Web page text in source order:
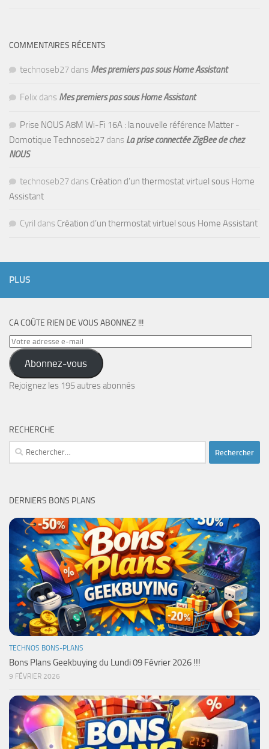
COMMENTAIRES RÉCENTS
technoseb27 dans Mes premiers pas sous Home Assistant
Felix dans Mes premiers pas sous Home Assistant
Prise NOUS A8M Wi-Fi 16A : la nouvelle référence Matter -
Domotique Technoseb27 dans La prise connectée ZigBee de chez
NOUS
technoseb27 dans Création d’un thermostat virtuel sous Home
Assistant
Cyril dans Création d’un thermostat virtuel sous Home Assistant
PLUS
CA COÛTE RIEN DE VOUS ABONNEZ !!!
Votre
adresse
e-
mail
Abonnez-vous
Rejoignez les 195 autres abonnés
RECHERCHE
Rechercher :
DERNIERS BONS PLANS
TECHNOS BONS-PLANS
Bons Plans Geekbuying du Lundi 09 Février 2026 !!!
9 FÉVRIER 2026